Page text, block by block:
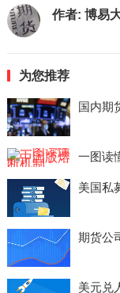
作者: 博易
为您推荐
国内期
一图读
美国私
期货公
美元兑